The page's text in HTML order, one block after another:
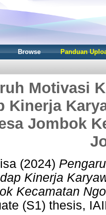
Browse Panduan
Motivasi
Kinerja
Jombok
(2024)
Kinerja
Kecamatan
(S1) thesis,